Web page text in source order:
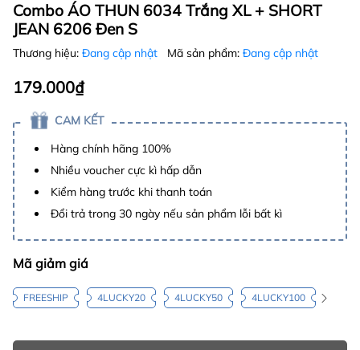
Combo ÁO THUN 6034 Trắng XL + SHORT
JEAN 6206 Đen S
Thương hiệu: Đang cập nhật Mã sản phẩm: Đang cập nhật
179.000₫
CAM KẾT
Hàng chính hãng 100%
Nhiều voucher cực kì hấp dẫn
Kiểm hàng trước khi thanh toán
Đổi trả trong 30 ngày nếu sản phẩm lỗi bất kì
Mã giảm giá
FREESHIP 4LUCKY20 4LUCKY50 4LUCKY100